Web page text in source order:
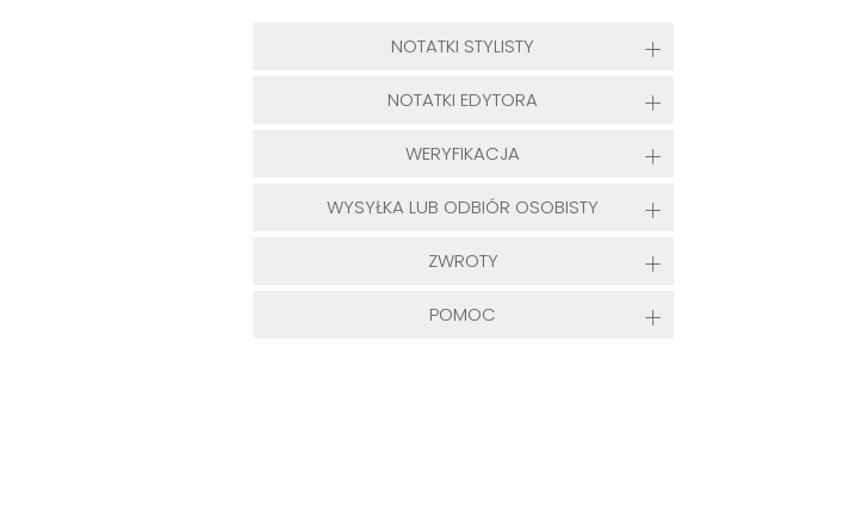
NOTATKI STYLISTY
NOTATKI EDYTORA
WERYFIKACJA
WYSYŁKA LUB ODBIÓR OSOBISTY
ZWROTY
POMOC